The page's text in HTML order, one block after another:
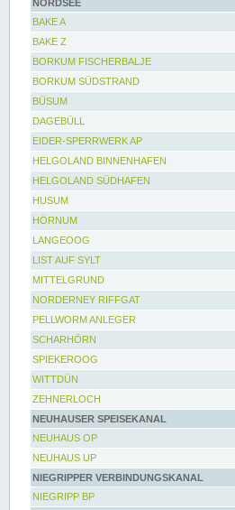
NORDSEE
BAKE A
BAKE Z
BORKUM FISCHERBALJE
BORKUM SÜDSTRAND
BÜSUM
DAGEBÜLL
EIDER-SPERRWERK AP
HELGOLAND BINNENHAFEN
HELGOLAND SÜDHAFEN
HUSUM
HÖRNUM
LANGEOOG
LIST AUF SYLT
MITTELGRUND
NORDERNEY RIFFGAT
PELLWORM ANLEGER
SCHARHÖRN
SPIEKEROOG
WITTDÜN
ZEHNERLOCH
NEUHAUSER SPEISEKANAL
NEUHAUS OP
NEUHAUS UP
NIEGRIPPER VERBINDUNGSKANAL
NIEGRIPP BP